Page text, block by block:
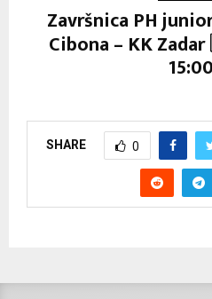
Završnica PH
Cibona – KK
SHARE 0